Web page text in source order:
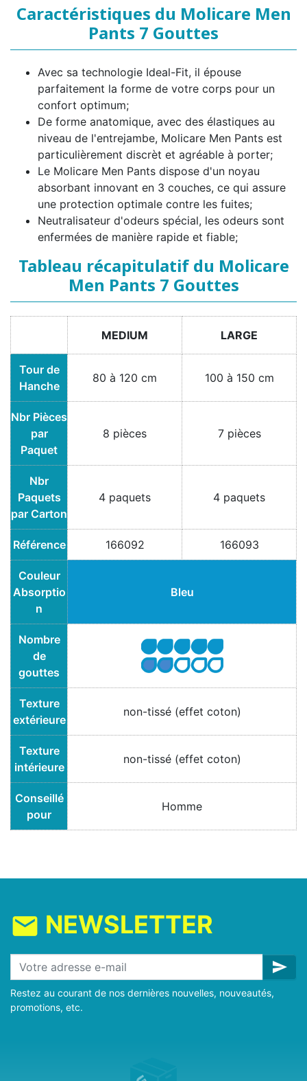
Caractéristiques du Molicare Men
Pants 7 Gouttes
Avec sa technologie Ideal-Fit, il épouse
parfaitement la forme de votre corps pour un
confort optimum;
De forme anatomique, avec des élastiques au
niveau de l'entrejambe, Molicare Men Pants est
particulièrement discrèt et agréable à porter;
Le Molicare Men Pants dispose d'un noyau
absorbant innovant en 3 couches, ce qui assure
une protection optimale contre les fuites;
Neutralisateur d'odeurs spécial, les odeurs sont
enfermées de manière rapide et fiable;
Tableau récapitulatif du Molicare
Men Pants 7 Gouttes
MEDIUM LARGE
Tour de
Hanche
80 à 120 cm 100 à 150 cm
Nbr Pièces
par
Paquet
8 pièces 7 pièces
Nbr
Paquets
par Carton
4 paquets 4 paquets
Référence 166092 166093
Couleur
Absorptio
n
Bleu
Nombre
de
gouttes
Texture
extérieure
non-tissé (effet coton)
Texture
intérieure
non-tissé (effet coton)
Conseillé
pour
Homme
mail NEWSLETTER
send
Restez au courant de nos dernières nouvelles, nouveautés,
promotions, etc.